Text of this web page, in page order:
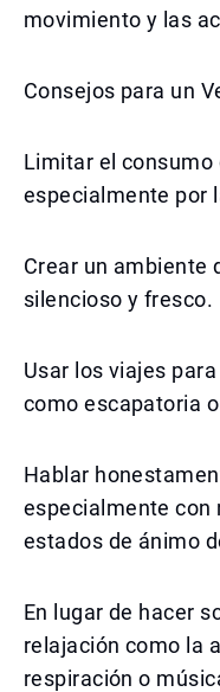
movimiento y las
Consejos para un
Limitar el consumo
especialmente por
Crear un ambiente
silencioso y fresco.
Usar los viajes
como escapatoria
Hablar
especialmente con
estados de ánimo
En lugar de hacer
relajación como la
respiración o